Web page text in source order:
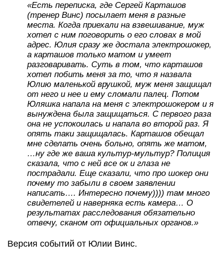
«Есть переписка, где Сергей Карташов
(тренер Винс) посылает меня в разные
места. Когда приехали на взвешивание, муж
хотел с ним поговорить о его словах в мой
адрес. Юлия сразу же достала электрошокер,
а карташов только матом и умеет
разговаривать. Суть в том, что карташов
хотел побить меня за то, что я назвала
Юлию маленькой врушкой, муж меня защищал
от него и нее и ему сломали палец. Потом
Юляшка напала на меня с электрошокером и я
вынуждена была защищаться. С первого раза
она не успокоилась и напала во второй раз. Я
опять таки защищалась. Карташов обещал
мне сделать очень больно, опять же матом,
…ну где же ваша культур-мультур? Полиция
сказала, что с ней все ок и глаза не
пострадали. Еще сказали, что про шокер они
почему то забыли в своем заявлении
написать…. Интересно почему)))) там много
свидетелей и наверняка есть камера… О
результатах расследования обязательно
отвечу, сканом от официальных органов.»
Версия событий от Юлии Винс.